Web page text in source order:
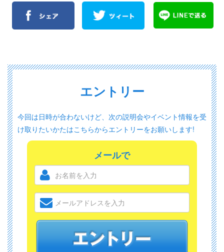
エントリー
今回は日時が合わないけど、次の説明会やイベント情報を受
け取りたいかたはこちらからエントリーをお願いします!
メールで